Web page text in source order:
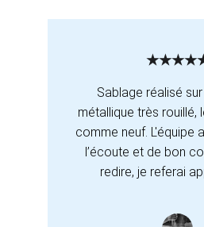
Sablage réalisé
métallique très rouillé,
comme neuf. L'équipe
l’écoute et de bon
redire, je referai